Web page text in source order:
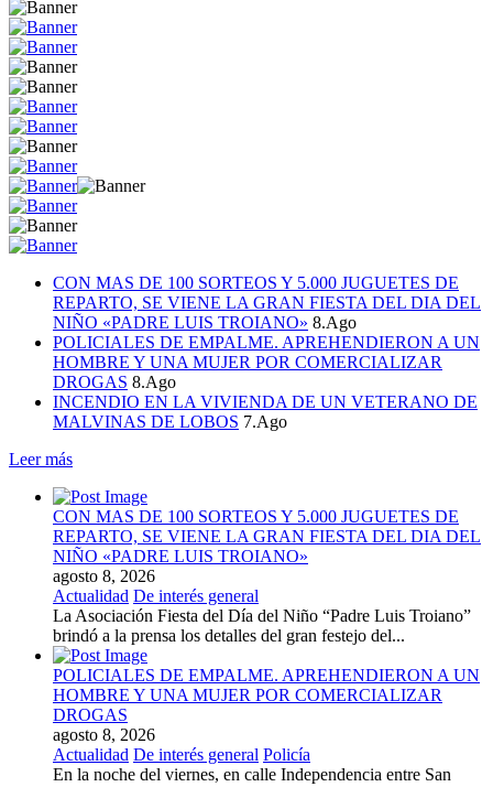
CON MAS DE 100 SORTEOS Y 5.000 JUGUETES DE
REPARTO, SE VIENE LA GRAN FIESTA DEL DIA DEL
NIÑO «PADRE LUIS TROIANO» 8.Ago
POLICIALES DE EMPALME. APREHENDIERON A UN
HOMBRE Y UNA MUJER POR COMERCIALIZAR
DROGAS 8.Ago
INCENDIO EN LA VIVIENDA DE UN VETERANO DE
MALVINAS DE LOBOS 7.Ago
Leer más
CON MAS DE 100 SORTEOS Y 5.000 JUGUETES DE
REPARTO, SE VIENE LA GRAN FIESTA DEL DIA DEL
NIÑO «PADRE LUIS TROIANO»
agosto 8, 2026
Actualidad De interés general
La Asociación Fiesta del Día del Niño “Padre Luis Troiano”
brindó a la prensa los detalles del gran festejo del...
POLICIALES DE EMPALME. APREHENDIERON A UN
HOMBRE Y UNA MUJER POR COMERCIALIZAR
DROGAS
agosto 8, 2026
Actualidad De interés general Policía
En la noche del viernes, en calle Independencia entre San